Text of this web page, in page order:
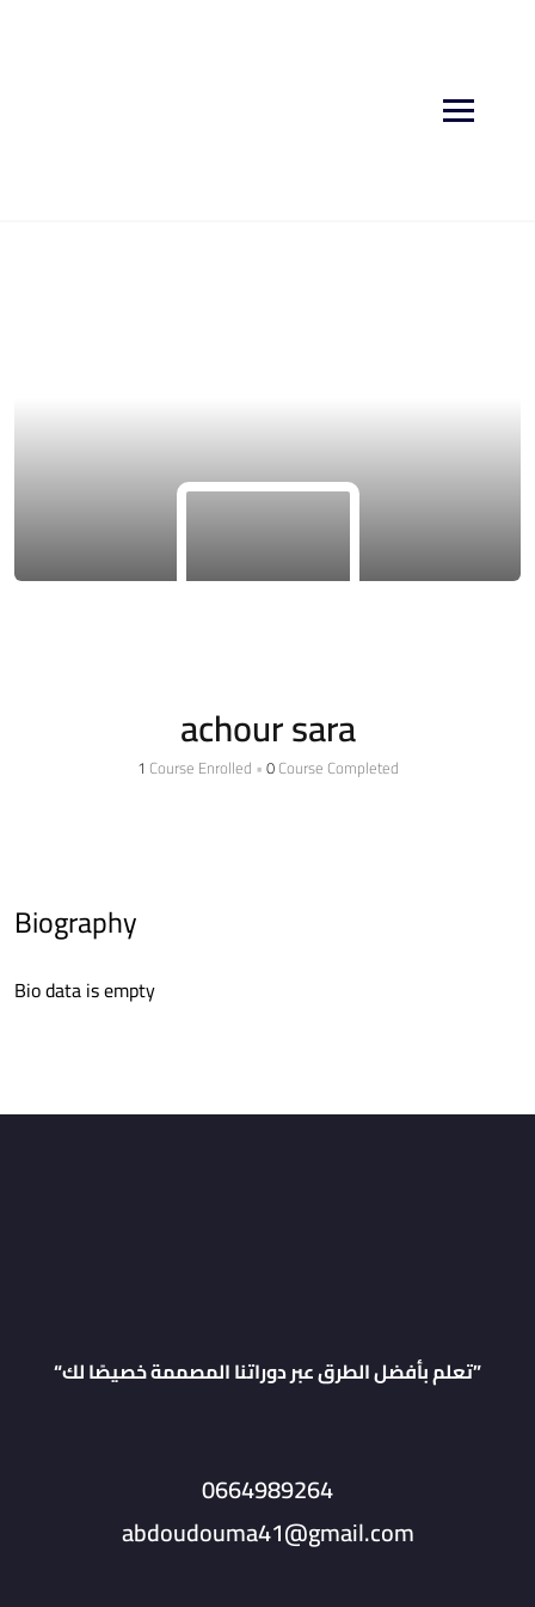
achour sara
1 Course Enrolled •0Course Completed
Biography
Bio data is empty
“تعلم بأفضل الطرق عبر دوراتنا المصممة خصيصًا لك”
0664989264
abdoudouma41@gmail.com